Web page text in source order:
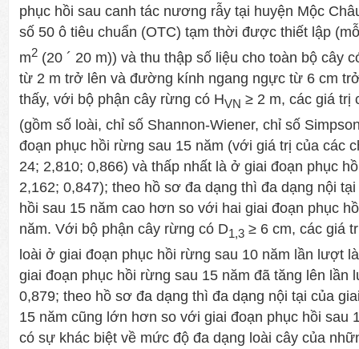
phục hồi sau canh tác nương rẫy tại huyện Mộc
số 50 ô tiêu chuẩn (OTC) tạm thời được thiết lập
m2 (20 ´ 20 m)) và thu thập số liệu cho toàn bộ cây
từ 2 m trở lên và đường kính ngang ngực từ 6 cm
thấy, với bộ phận cây rừng có HVN ≥ 2 m, các giá trị
(gồm số loài, chỉ số Shannon-Wiener, chỉ số
đoạn phục hồi rừng sau 15 năm (với giá trị của các
24; 2,810; 0,866) và thấp nhất là ở giai đoạn phục
2,162; 0,847); theo hồ sơ đa dạng thì đa dạng nội
hồi sau 15 năm cao hơn so với hai giai đoạn phục
năm. Với bộ phận cây rừng có D1,3 ≥ 6 cm, các giá
loài ở giai đoạn phục hồi rừng sau 10 năm lần lượt
giai đoạn phục hồi rừng sau 15 năm đã tăng lên lần
0,879; theo hồ sơ đa dạng thì đa dạng nội tại của
15 năm cũng lớn hơn so với giai đoạn phục hồi sau
có sự khác biệt về mức độ đa dạng loài cây của